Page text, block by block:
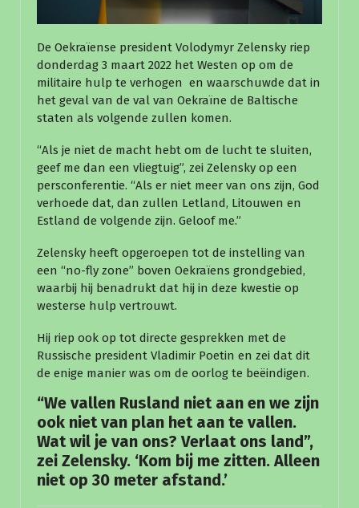
De Oekraïense president Volodymyr Zelensky riep
donderdag 3 maart 2022 het Westen op om de
militaire hulp te verhogen en waarschuwde dat in
het geval van de val van Oekraïne de Baltische
staten als volgende zullen komen.
“Als je niet de macht hebt om de lucht te sluiten,
geef me dan een vliegtuig”, zei Zelensky op een
persconferentie. “Als er niet meer van ons zijn, God
verhoede dat, dan zullen Letland, Litouwen en
Estland de volgende zijn. Geloof me.”
Zelensky heeft opgeroepen tot de instelling van
een “no-fly zone” boven Oekraïens grondgebied,
waarbij hij benadrukt dat hij in deze kwestie op
westerse hulp vertrouwt.
Hij riep ook op tot directe gesprekken met de
Russische president Vladimir Poetin en zei dat dit
de enige manier was om de oorlog te beëindigen.
“We vallen Rusland niet aan en we zijn
ook niet van plan het aan te vallen.
Wat wil je van ons? Verlaat ons land”,
zei Zelensky. ‘Kom bij me zitten. Alleen
niet op 30 meter afstand.’